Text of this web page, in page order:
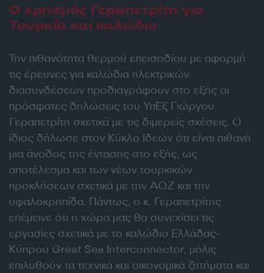
Ο χρησμός Γεραπετρίτη για
Τουρκία και καλώδιο
Την πιθανότητα θερμού επεισοδίου με αφορμή
τις έρευνες για καλώδια ηλεκτρικών
διασυνδέσεων προδιαγράφουν στο εξής οι
πρόσφατες δηλώσεις του ΥπΕξ Γιώργου
Γεραπετρίτη σχετικά με τις διμερείς σχέσεις. Ο
ίδιος δήλωσε στον Κύκλο Ιδεών ότι είναι πιθανή
μια άνοδος της έντασης στο εξής, ως
αποτέλεσμα και των νέων τουρκικών
προκλήσεων σχετικά με την ΑΟΖ και την
υφαλοκρηπίδα. Πάντως, ο κ. Γεραπετρίτης
επέμεινε ότι η χώρα μας θα συνεχίσει τις
εργασίες σχετικά με το καλώδιο Ελλάδας-
Κύπρου Great Sea Interconnector, μόλις
επιλυθούν τα τεχνικά και οικονομικά ζητήματα και